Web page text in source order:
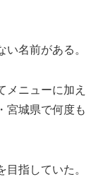
名前がある。
メニューに加え
宮城県で何度も
指していた。